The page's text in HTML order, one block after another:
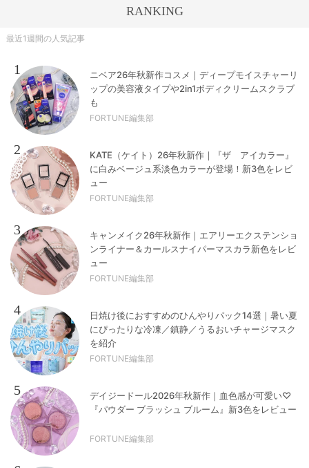
RANKING
最近1週間の人気記事
1
ニベア26年秋新作コスメ｜ディープモイスチャーリ
ップの美容液タイプや2in1ボディクリームスクラブ
も
FORTUNE編集部
2
KATE（ケイト）26年秋新作｜『ザ アイカラー』
に白みベージュ系淡色カラーが登場！新3色をレビ
ュー
FORTUNE編集部
3
キャンメイク26年秋新作｜エアリーエクステンショ
ンライナー＆カールスナイパーマスカラ新色をレビ
ュー
FORTUNE編集部
4
日焼け後におすすめのひんやりパック14選｜暑い夏
にぴったりな冷凍／鎮静／うるおいチャージマスク
を紹介
FORTUNE編集部
5
デイジードール2026年秋新作｜血色感が可愛い♡
『パウダー ブラッシュ ブルーム』新3色をレビュー
FORTUNE編集部